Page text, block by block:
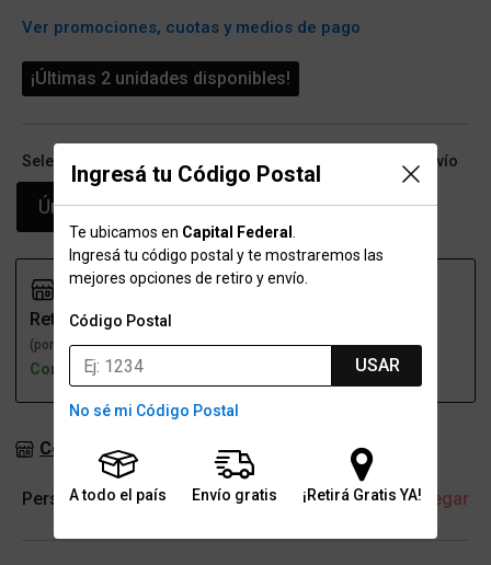
Ingresá tu Código Postal
Te ubicamos en Capital Federal
Ingresá tu código postal y te mostraremos las
mejores opciones de retiro y envío.
Código Postal
USAR
No sé mi Código Postal
A todo el país Envío gratis ¡Retirá Gratis YA!
Ver promociones, cuotas y medios de pago
¡Últimas 2 unidades disponibles!
Seleccioná talle (ARG) y conocé las opciones de retiro/envío
Único
Retiro
(por una sucursal)
Con stock
(a domicilio)
Consultar stock en sucursales
Personalización + Agregar